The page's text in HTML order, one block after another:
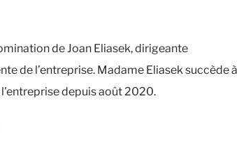
de Joan Eliasek, dirigeante
de l’entreprise. Madame Eliasek succède à
depuis août 2020.